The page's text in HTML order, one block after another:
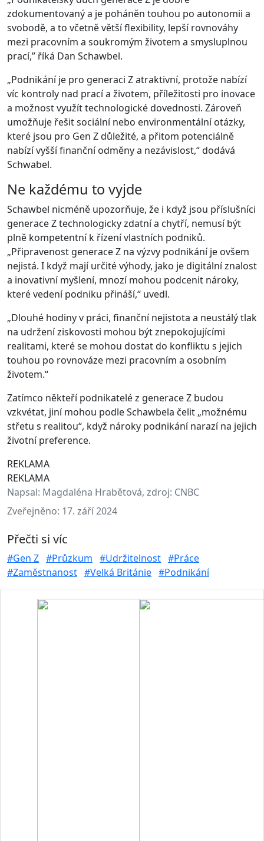
zdokumentovaný a je poháněn touhou po autonomii a
svobodě, a to včetně větší flexibility, lepší rovnováhy
mezi pracovním a soukromým životem a smysluplnou
prací,” říká Dan Schawbel.
„Podnikání je pro generaci Z atraktivní, protože nabízí
víc kontroly nad prací a životem, příležitosti pro inovace
a možnost využít technologické dovednosti. Zároveň
umožňuje řešit sociální nebo environmentální otázky,
které jsou pro Gen Z důležité, a přitom potenciálně
nabízí vyšší finanční odměny a nezávislost,“ dodává
Schwabel.
Ne každému to vyjde
Schawbel nicméně upozorňuje, že i když jsou příslušníci
generace Z technologicky zdatní a chytří, nemusí být
plně kompetentní k řízení vlastních podniků.
„Připravenost generace Z na výzvy podnikání je ovšem
nejistá. I když mají určité výhody, jako je digitální znalost
a inovativní myšlení, mnozí mohou podcenit nároky,
které vedení podniku přináší,“ uvedl.
„Dlouhé hodiny v práci, finanční nejistota a neustálý tlak
na udržení ziskovosti mohou být znepokojujícími
realitami, které se mohou dostat do konfliktu s jejich
touhou po rovnováze mezi pracovním a osobním
životem.“
Zatímco někteří podnikatelé z generace Z budou
vzkvétat, jiní mohou podle Schawbela čelit „možnému
střetu s realitou“, když nároky podnikání narazí na jejich
životní preference.
REKLAMA
REKLAMA
Napsal: Magdaléna Hrabětová, zdroj: CNBC
Zveřejněno: 17. září 2024
Přečti si víc
#Gen Z #Průzkum #Udržitelnost #Práce
#Zaměstnanost #Velká Británie #Podnikání